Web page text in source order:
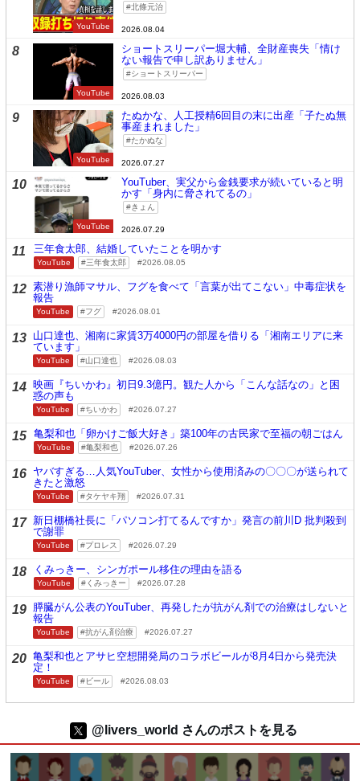
YouTube
北條元治
2026.08.04
8
YouTube
ショートスリーパー堀大輔、全財産喪失「情け
ない報告で申し訳ありません」
ショートスリーパー
2026.08.03
9
YouTube
たぬかな、人工授精6回目の末に出産「子たぬ無
事産まれました」
たかぬな
2026.07.27
10
YouTube
YouTuber、実父から金銭要求が続いていると明
かす「身内に脅されてるの」
きょん
2026.07.29
11 三年食太郎、結婚していたことを明かす
YouTube 三年食太郎 2026.08.05
12 素潜り漁師マサル、フグを食べて「言葉が出てこない」中毒症状を
報告
YouTube フグ 2026.08.01
13 山口達也、湘南に家賃3万4000円の部屋を借りる「湘南エリアに来
ています」
YouTube 山口達也 2026.08.03
14 映画『ちいかわ』初日9.3億円。観た人から「こんな話なの」と困
惑の声も
YouTube ちいかわ 2026.07.27
15 亀梨和也「卵かけご飯大好き」築100年の古民家で至福の朝ごはん
YouTube 亀梨和也 2026.07.26
16 ヤバすぎる…人気YouTuber、女性から使用済みの〇〇〇が送られて
きたと激怒
YouTube タケヤキ翔 2026.07.31
17 新日棚橋社長に「パソコン打てるんですか」発言の前川D 批判殺到
で謝罪
YouTube プロレス 2026.07.29
18 くみっきー、シンガポール移住の理由を語る
YouTube くみっきー 2026.07.28
19 膵臓がん公表のYouTuber、再発したが抗がん剤での治療はしないと
報告
YouTube 抗がん剤治療 2026.07.27
20 亀梨和也とアサヒ空想開発局のコラボビールが8月4日から発売決
定！
YouTube ビール 2026.08.03
@livers_world さんのポストを見る